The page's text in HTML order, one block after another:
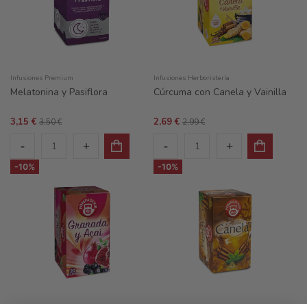
Infusiones Premium
Melatonina y Pasiflora
3,15 € 3,50 €
Infusiones Herboristería
Cúrcuma con Canela y Vainilla
2,69 € 2,99 €
-10% -10%